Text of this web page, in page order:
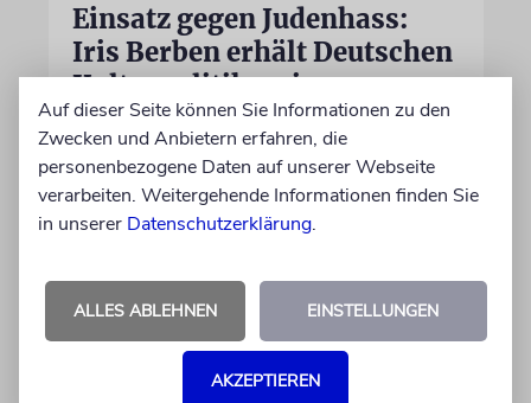
Einsatz gegen Judenhass:
Iris Berben erhält Deutschen
Kulturpolitikpreis
Die Schauspielerin steht nicht nur vor der
Kamera, sondern engagiert sich auch
ehrenamtlich. Der Deutsche Kulturrat würdigt
diese Leistung mit einem Preis. Igor Levit ist
07.08.2026
Auf dieser Seite können Sie Informationen zu den
Zwecken und Anbietern erfahren, die
personenbezogene Daten auf unserer Webseite
verarbeiten. Weitergehende Informationen finden Sie
in unserer Datenschutzerklärung.
ALLES ABLEHNEN EINSTELLUNGEN
AKZEPTIEREN